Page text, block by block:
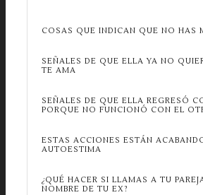
COSAS QUE INDICAN QUE NO HAS
SEÑALES DE QUE ELLA YA NO
TE AMA
SEÑALES DE QUE ELLA REGRESÓ
PORQUE NO FUNCIONÓ CON EL
ESTAS ACCIONES ESTÁN
AUTOESTIMA
¿QUÉ HACER SI LLAMAS A TU
NOMBRE DE TU EX?